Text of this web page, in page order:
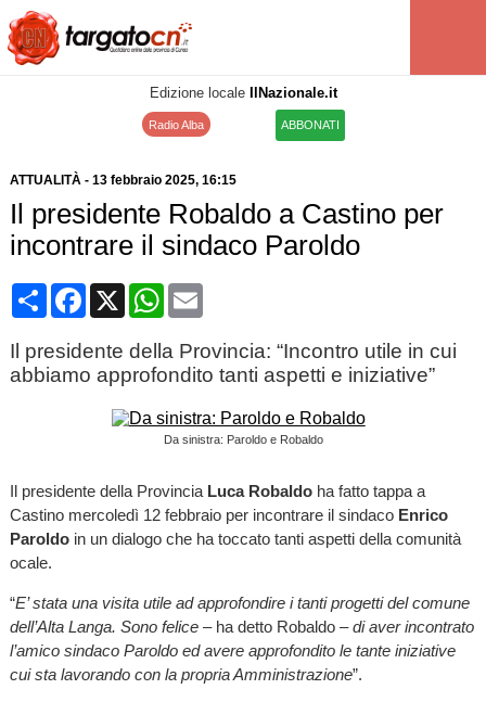
Edizione locale IlNazionale.it
Radio Alba ABBONATI
ATTUALITÀ- 13 febbraio 2025, 16:15
Il presidente Robaldo a Castino per
incontrare il sindaco Paroldo
CondividiFacebook
X WhatsApp
Email
Il presidente della Provincia: “Incontro utile in cui
abbiamo approfondito tanti aspetti e iniziative”
Da sinistra: Paroldo e Robaldo
Il presidente della Provincia Luca Robaldoha fatto tappa a
Castino mercoledì 12 febbraio per incontrare il sindaco Enrico
Paroldoin un dialogo che ha toccato tanti aspetti della comunità
ocale.
“E’ stata una visita utile ad approfondire i tanti progetti del comune
dell’Alta Langa. Sono felice– ha detto Robaldo –di aver incontrato
l’amico sindaco Paroldo ed avere approfondito le tante iniziative
cui sta lavorando con la propria Amministrazione”.